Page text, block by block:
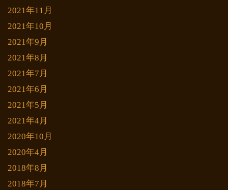
2021年11月
2021年10月
2021年9月
2021年8月
2021年7月
2021年6月
2021年5月
2021年4月
2020年10月
2020年4月
2018年8月
2018年7月